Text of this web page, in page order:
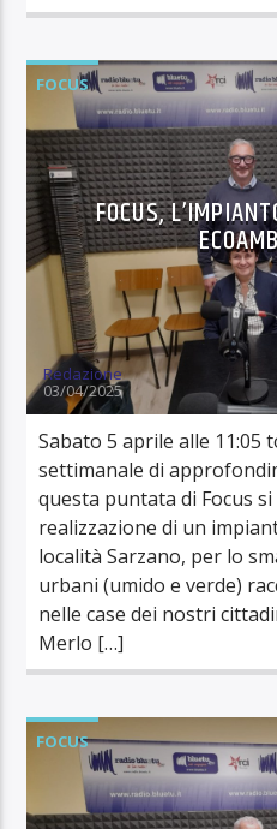
FOCUS
FOCUS,
Redazione
03/04/2025
Sabato 5 aprile alle 11:05
settimanale di
questa puntata di Focus
realizzazione di un
località Sarzano, per lo
urbani (umido e verde)
nelle case dei nostri
Merlo […]
FOCUS